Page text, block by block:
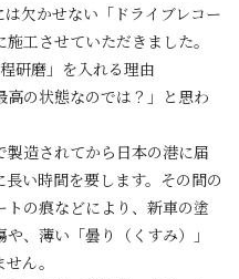
欠かせない「ドライブレコー
工させていただきました。
研磨」を入れる理由
高の状態なのでは？」と思わ
製造されてから日本の港に届
い時間を要します。その間の
の痕などにより、新車の塗
、薄い「曇り（くすみ）」
ん。